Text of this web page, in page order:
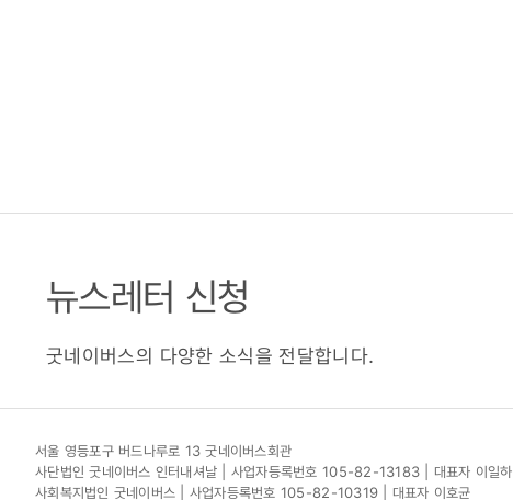
뉴스레터 신청
굿네이버스의 다양한 소식을 전달합니다.
서울 영등포구 버드나루로 13 굿네이버스회관
사단법인 굿네이버스 인터내셔날 | 사업자등록번호 105-82-13183 | 대표자 이일하
사회복지법인 굿네이버스 | 사업자등록번호 105-82-10319 | 대표자 이호균